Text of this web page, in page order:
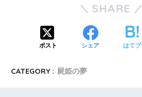
SHARE
ポスト シェア はてブ
CATEGORY : 屍姫の夢